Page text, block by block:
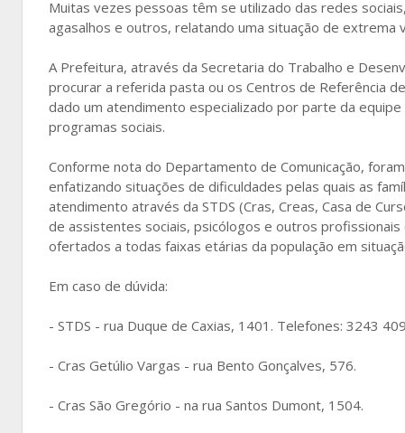
Muitas vezes pessoas têm se utilizado das redes
agasalhos e outros, relatando uma situação de extrema
A Prefeitura, através da Secretaria do Trabalho e
procurar a referida pasta ou os Centros de Referência
dado um atendimento especializado por parte da
programas sociais.
Conforme nota do Departamento de Comunicação,
enfatizando situações de dificuldades pelas quais as
atendimento através da STDS (Cras, Creas, Casa de
de assistentes sociais, psicólogos e outros
ofertados a todas faixas etárias da população em
Em caso de dúvida:
- STDS - rua Duque de Caxias, 1401. Telefones: 3243
- Cras Getúlio Vargas - rua Bento Gonçalves, 576.
- Cras São Gregório - na rua Santos Dumont, 1504.